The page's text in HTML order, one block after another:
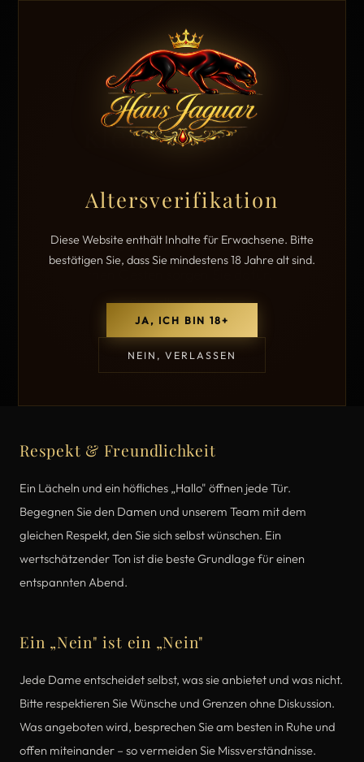
Altersverifikation
Diese Website enthält Inhalte für Erwachsene. Bitte
bestätigen Sie, dass Sie mindestens 18 Jahre alt sind.
JA, ICH BIN 18+
NEIN, VERLASSEN
Der kleine Knigge
Ein schöner Besuch lebt vom Miteinander. Mit ein
alle wohlfühlen – Sie selbst, die Damen und die
anderen Gäste. Betrachten Sie das hier als
freundliche Empfehlung, nicht als erhobenen
Respekt & Freundlichkeit
Ein Lächeln und ein höfliches „Hallo" öffnen jede Tür.
Begegnen Sie den Damen und unserem Team mit dem
gleichen Respekt, den Sie sich selbst wünschen. Ein
wertschätzender Ton ist die beste Grundlage für einen
entspannten Abend.
Ein „Nein" ist ein „Nein"
Jede Dame entscheidet selbst, was sie anbietet und was nicht.
Bitte respektieren Sie Wünsche und Grenzen ohne Diskussion.
Was angeboten wird, besprechen Sie am besten in Ruhe und
offen miteinander – so vermeiden Sie Missverständnisse.